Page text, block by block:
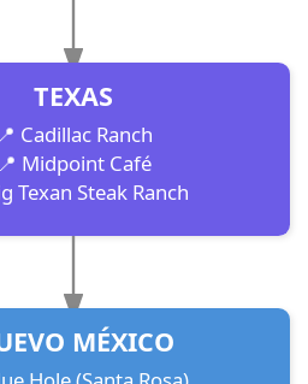
TEXAS
📍 Cadillac Ranch
📍 Midpoint Café
Texan Steak Ranch
MÉXICO